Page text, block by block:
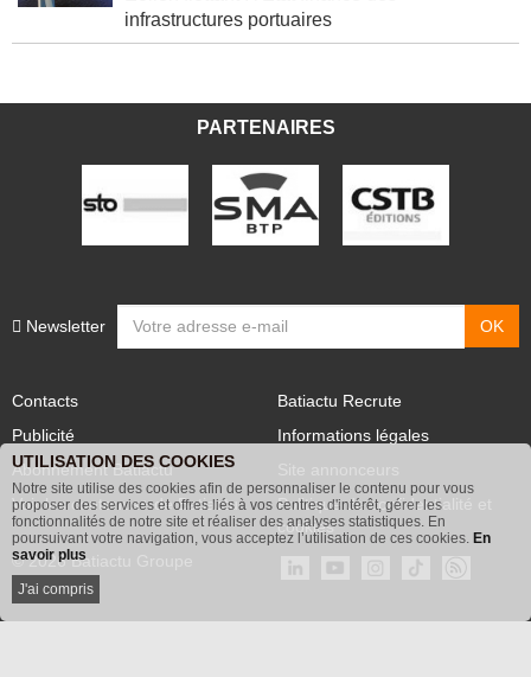
Éolien flottant : l'État finance des
Publicité
Abonnement Batiactu
Voir les contenus+ de Batiactu
Site annonceurs
Politique de confidentialité et
cookies
© 2026 Batiactu Groupe
UTILISATION DES COOKIES
Notre site utilise des cookies afin de personnaliser le contenu pour vous
proposer des services et offres liés à vos centres d'intérêt, gérer les
fonctionnalités de notre site et réaliser des analyses statistiques. En
poursuivant votre navigation, vous acceptez l’utilisation de ces cookies. En
savoir plus
J'ai compris